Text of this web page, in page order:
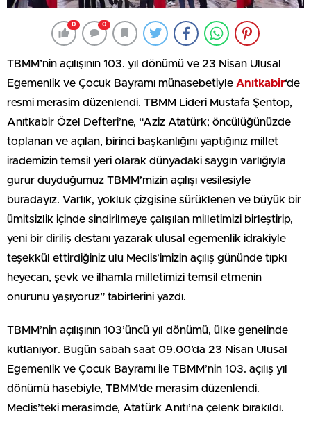
0 0
TBMM’nin açılışının 103. yıl dönümü ve 23 Nisan Ulusal
Egemenlik ve Çocuk Bayramı münasebetiyle Anıtkabir‘de
resmi merasim düzenlendi. TBMM Lideri Mustafa Şentop,
Anıtkabir Özel Defteri’ne, “Aziz Atatürk; öncülüğünüzde
toplanan ve açılan, birinci başkanlığını yaptığınız millet
irademizin temsil yeri olarak dünyadaki saygın varlığıyla
gurur duyduğumuz TBMM’mizin açılışı vesilesiyle
buradayız. Varlık, yokluk çizgisine sürüklenen ve büyük bir
ümitsizlik içinde sindirilmeye çalışılan milletimizi birleştirip,
yeni bir diriliş destanı yazarak ulusal egemenlik idrakiyle
teşekkül ettirdiğiniz ulu Meclis’imizin açılış gününde tıpkı
heyecan, şevk ve ilhamla milletimizi temsil etmenin
onurunu yaşıyoruz” tabirlerini yazdı.
TBMM’nin açılışının 103’üncü yıl dönümü, ülke genelinde
kutlanıyor. Bugün sabah saat 09.00’da 23 Nisan Ulusal
Egemenlik ve Çocuk Bayramı ile TBMM’nin 103. açılış yıl
dönümü hasebiyle, TBMM’de merasim düzenlendi.
Meclis’teki merasimde, Atatürk Anıtı’na çelenk bırakıldı.